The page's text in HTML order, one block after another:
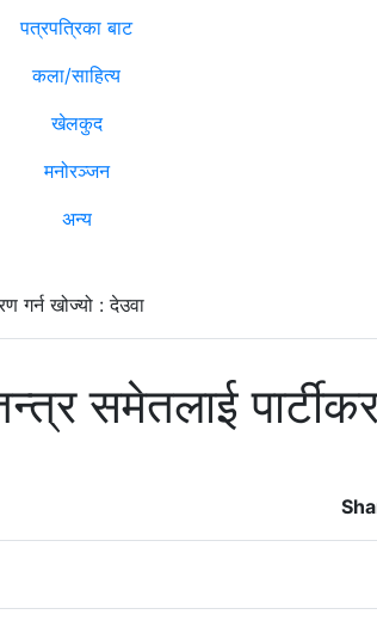
पत्रपत्रिका बाट
कला/साहित्य
खेलकुद
मनोरञ्जन
अन्य
गर्न खोज्यो : देउवा
समेतलाई